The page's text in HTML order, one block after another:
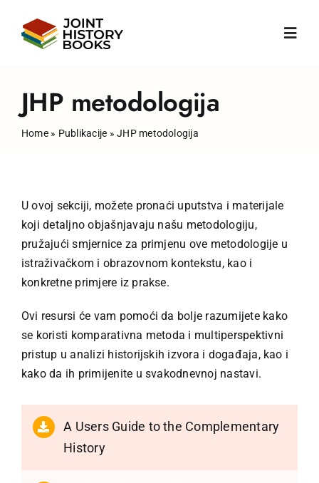
content
Početna
O nama
JHP Knjige
Publikacije
Postani prijatelj
Bosanski
JHP metodologija
Home» Publikacije »JHP metodologija
U ovoj sekciji, možete pronaći uputstva i materijale
koji detaljno objašnjavaju našu metodologiju,
pružajući smjernice za primjenu ove metodologije u
istraživačkom i obrazovnom kontekstu, kao i
konkretne primjere iz prakse.
Ovi resursi će vam pomoći da bolje razumijete kako
se koristi komparativna metoda i multiperspektivni
pristup u analizi historijskih izvora i događaja, kao i
kako da ih primijenite u svakodnevnoj nastavi.
A Users Guide to the Complementary
History